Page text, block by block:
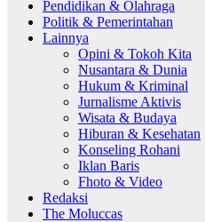
Pendidikan & Olahraga
Politik & Pemerintahan
Lainnya
Opini & Tokoh Kita
Nusantara & Dunia
Hukum & Kriminal
Jurnalisme Aktivis
Wisata & Budaya
Hiburan & Kesehatan
Konseling Rohani
Iklan Baris
Fhoto & Video
Redaksi
The Moluccas